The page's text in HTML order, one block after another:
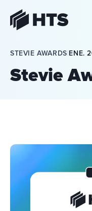
STEVIE AWARDS ENE.
Stevie